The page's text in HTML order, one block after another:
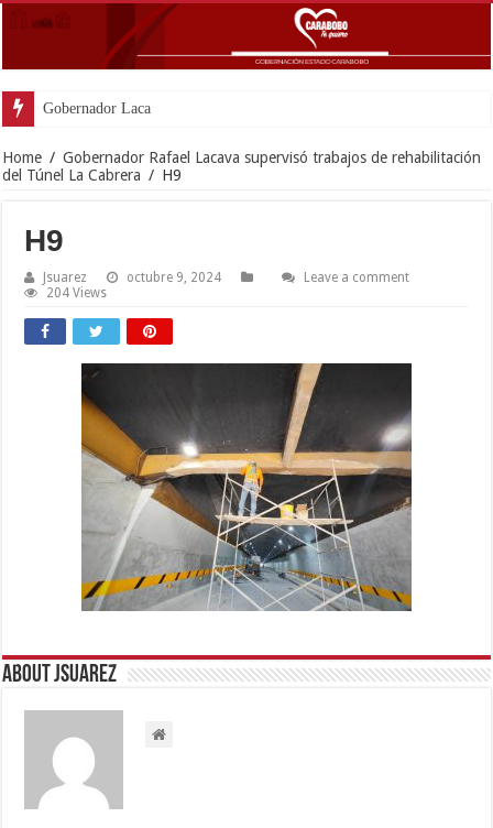
Gobernador Lacava y Alcaldesa C
Home / Gobernador Rafael Lacava supervisó trabajos de rehabilitación
del Túnel La Cabrera / H9
H9
Jsuarez octubre 9, 2024
Leave a comment
204 Views
About Jsuarez